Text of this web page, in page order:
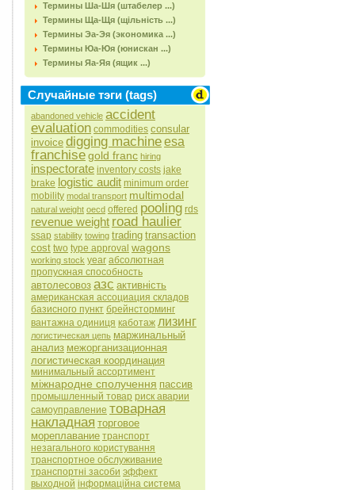
Термины Ша-Шя (штабелер ...)
Термины Ща-Щя (щільність ...)
Термины Эа-Эя (экономика ...)
Термины Юа-Юя (юнискан ...)
Термины Яа-Яя (ящик ...)
Случайные тэги (tags)
abandoned vehicle accident
evaluation commodities consular
invoice digging machineesa
franchisegold franc hiring
inspectorate inventory costs jake
brake logistic audit minimum order
mobility modal transport multimodal
natural weight oecd offered pooling rds
revenue weight road haulier
ssap stability towing trading transaction
cost two type approval wagons
working stock year абсолютная
пропускная способность
автолесовоз азс активність
американская ассоциация складов
базисного пункт брейнсторминг
вантажна одиниця каботаж лизинг
логистическая цепь маржинальный
анализ межорганизационная
логистическая координация
минимальный ассортимент
міжнародне сполучення пассив
промышленный товар риск аварии
самоуправление товарная
накладная торговое
мореплавание транспорт
незагального користування
транспортное обслуживание
транспортні засоби эффект
выходной інформаційна система